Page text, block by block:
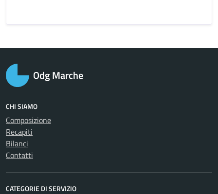
Odg Marche
CHI SIAMO
Composizione
Recapiti
Bilanci
Contatti
CATEGORIE DI SERVIZIO